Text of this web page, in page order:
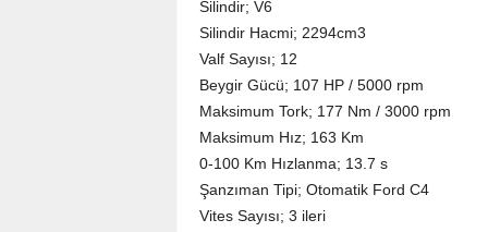
Silindir; V6
Silindir Hacmi; 2294cm3
Valf Sayısı; 12
Beygir Gücü; 107 HP / 5000 rpm
Maksimum Tork; 177 Nm / 3000 rpm
Maksimum Hız; 163 Km
0-100 Km Hızlanma; 13.7 s
Şanzıman Tipi; Otomatik Ford C4
Vites Sayısı; 3 ileri